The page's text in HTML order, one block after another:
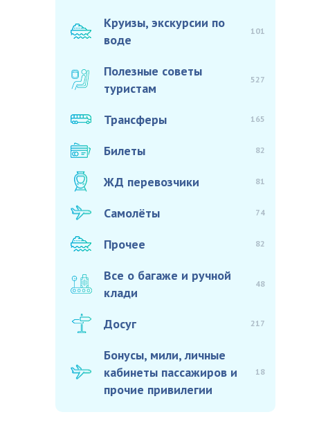
Круизы, экскурсии по
воде
101
Полезные советы
туристам
527
Трансферы 165
Билеты 82
ЖД перевозчики 81
Самолёты 74
Прочее 82
Все о багаже и ручной
клади
48
Досуг 217
Бонусы, мили, личные
кабинеты пассажиров и
прочие привилегии
18